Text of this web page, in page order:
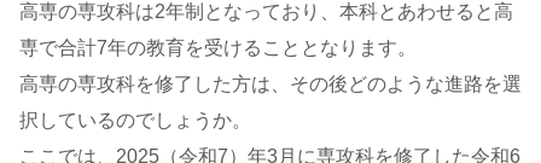
高専の専攻科は2年制となっており、本科とあわせると高
専で合計7年の教育を受けることとなります。
高専の専攻科を修了した方は、その後どのような進路を選
択しているのでしょうか。
ここでは、2025（令和7）年3月に専攻科を修了した令和6